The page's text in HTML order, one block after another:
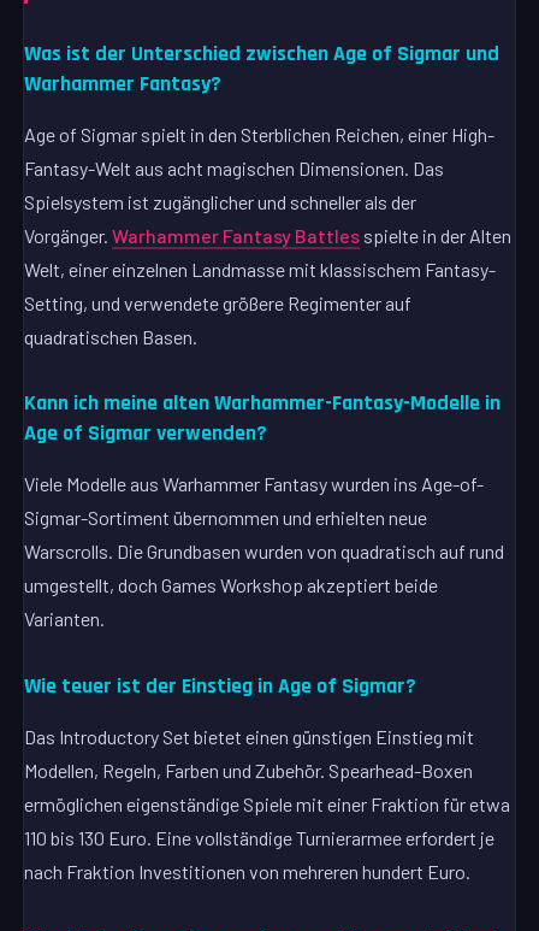
Was ist der Unterschied zwischen Age of Sigmar und
Warhammer Fantasy?
Age of Sigmar spielt in den Sterblichen Reichen, einer High-
Fantasy-Welt aus acht magischen Dimensionen. Das
Spielsystem ist zugänglicher und schneller als der
Vorgänger.Warhammer Fantasy Battles spielte in der Alten
Welt, einer einzelnen Landmasse mit klassischem Fantasy-
Setting, und verwendete größere Regimenter auf
quadratischen Basen.
Kann ich meine alten Warhammer-Fantasy-Modelle in
Age of Sigmar verwenden?
Viele Modelle aus Warhammer Fantasy wurden ins Age-of-
Sigmar-Sortiment übernommen und erhielten neue
Warscrolls. Die Grundbasen wurden von quadratisch auf rund
umgestellt, doch Games Workshop akzeptiert beide
Varianten.
Wie teuer ist der Einstieg in Age of Sigmar?
Das Introductory Set bietet einen günstigen Einstieg mit
Modellen, Regeln, Farben und Zubehör. Spearhead-Boxen
ermöglichen eigenständige Spiele mit einer Fraktion für etwa
110 bis 130 Euro. Eine vollständige Turnierarmee erfordert je
nach Fraktion Investitionen von mehreren hundert Euro.